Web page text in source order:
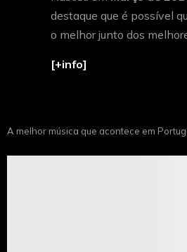
destaque que é possível
o melhor junto dos
[+info]
A melhor música que acontece em